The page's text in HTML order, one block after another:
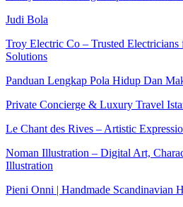
Judi Bola
Troy Electric Co – Trusted
Solutions
Panduan Lengkap Pola Hidup Dan
Private Concierge & Luxury Travel
Le Chant des Rives – Artistic
Noman Illustration – Digital Art,
Illustration
Pieni Onni | Handmade Scandinavian